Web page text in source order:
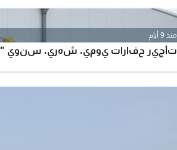
منذ 9 أيام
تأجير حفارات يومي. شهري. سنوي "mini excavator